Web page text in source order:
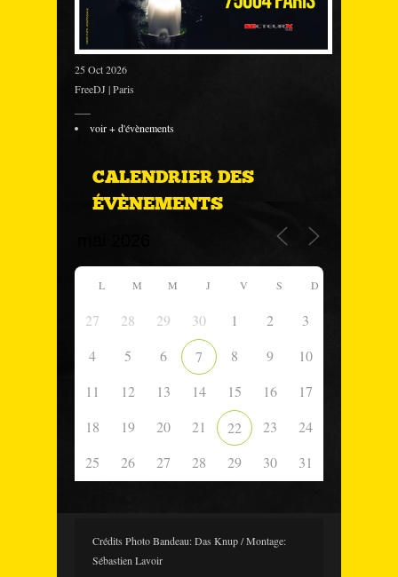
25 Oct 2026
FreeDJ | Paris
voir + d'évènements
CALENDRIER DES
ÉVÈNEMENTS
L M M J V S D
27 28 29 30 1 2
3
4
5 6 7 8 9
10
11
12 13 14 15 16
17
18
19 20 21 22 23
24
25
26 27 28 29 30 31
Crédits Photo Bandeau: Das Knup / Montage:
Sébastien Lavoir